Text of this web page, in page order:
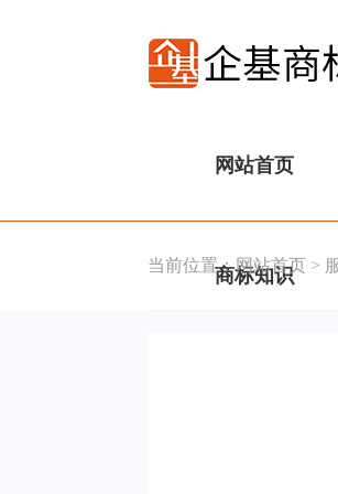
网站首页
商标知识
当前位置：网站首页 >